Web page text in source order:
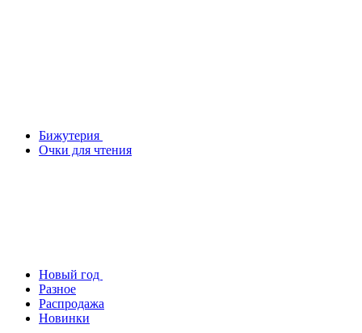
Бижутерия
Очки для чтения
Новый год
Разное
Распродажа
Новинки